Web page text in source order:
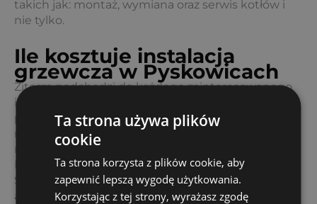
takich jak: montaż, wymiana oraz serwis kotłów i
nie tylko.
Ile kosztuje instalacja
grzewcza w Pyskowicach
Ziterm podchodzi do każdego zainteresowanego
indywidualnie, stąd koszt zależy od wersji instalacji,
powierzchni, gdzie ma być wykonana oraz
możliwości, jakie oferuje miejsce przewidywanego
montażu.
Pyskowice to miasto, gdzie mieszkasz? Super!
Skontaktuj się z nami mailowo, bądź telefonicznie,
a nasi fachowcy zaproponują różne możliwości,
Ta strona używa plików
cookie
Ta strona korzysta z plików cookie, aby
zapewnić lepszą wygodę użytkowania.
Korzystając z tej strony, wyrażasz zgodę